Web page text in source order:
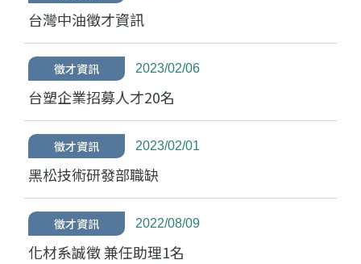
台灣中油徵才資訊
徵才資訊 2023/02/06
台塑企業招募人才20名
徵才資訊 2023/02/01
黑松技術研發部職缺
徵才資訊 2022/08/09
化材系誠徵 兼任助理1名